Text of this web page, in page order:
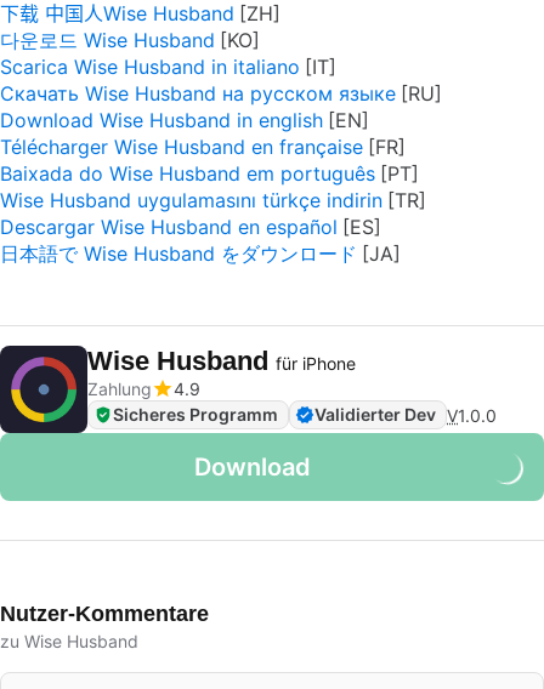
下载 中国人Wise Husband
다운로드 Wise Husband
Scarica Wise Husband in italiano
Скачать Wise Husband на русском языке
Download Wise Husband in english
Télécharger Wise Husband en française
Baixada do Wise Husband em português
Wise Husband uygulamasını türkçe indirin
Descargar Wise Husband en español
日本語で Wise Husband をダウンロード
Wise Husband für iPhone
Zahlung
4.9
Sicheres Programm
Validierter Dev V1.0.0
Download
Nutzer-Kommentare
zu Wise Husband